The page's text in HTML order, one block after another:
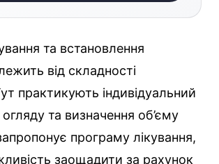
та встановлення
від складності
практикують індивідуальний
огляду та визначення об’єму
програму лікування,
заощадити за рахунок